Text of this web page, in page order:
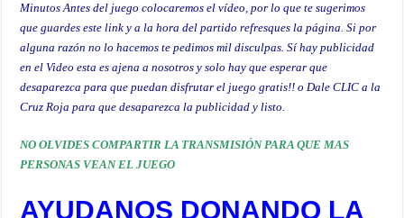
Minutos Antes del juego colocaremos el vídeo, por lo que te sugerimos
que guardes este link y a la hora del partido refresques la página. Si por
alguna razón no lo hacemos te pedimos mil disculpas. Sí hay publicidad
en el Video esta es ajena a nosotros y solo hay que esperar que
desaparezca para que puedan disfrutar el juego gratis!! o Dale CLIC a la
Cruz Roja para que desaparezca la publicidad y listo.
NO OLVIDES COMPARTIR LA TRANSMISIÓN PARA QUE MAS
PERSONAS VEAN EL JUEGO
AYUDANOS DONANDO LA